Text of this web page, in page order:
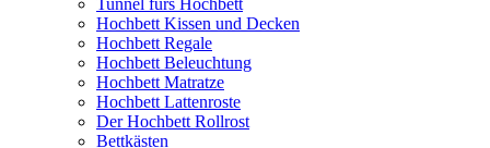
Tunnel fürs Hochbett
Hochbett Kissen und Decken
Hochbett Regale
Hochbett Beleuchtung
Hochbett Matratze
Hochbett Lattenroste
Der Hochbett Rollrost
Bettkästen